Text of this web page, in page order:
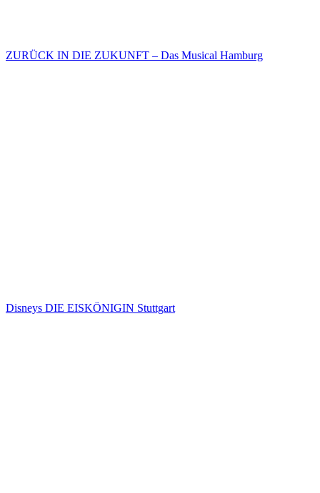
ZURÜCK IN DIE ZUKUNFT – Das Musical Hamburg
Disneys DIE EISKÖNIGIN Stuttgart